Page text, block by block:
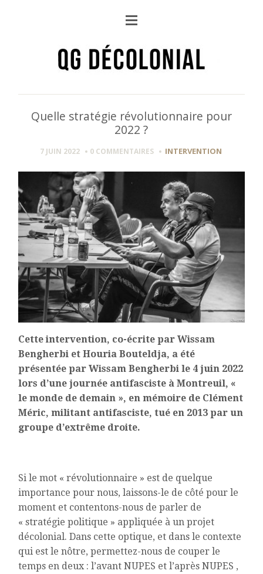
Quelle stratégie révolutionnaire pour
2022 ?
7 JUIN 2022 0 COMMENTAIRES INTERVENTION
Cette intervention, co-écrite par Wissam
Bengherbi et Houria Bouteldja, a été
présentée par Wissam Bengherbi le 4 juin 2022
lors d’une journée antifasciste à Montreuil, «
le monde de demain », en mémoire de Clément
Méric, militant antifasciste, tué en 2013 par un
groupe d’extrême droite.
Si le mot « révolutionnaire » est de quelque
importance pour nous, laissons-le de côté pour le
moment et contentons-nous de parler de
« stratégie politique » appliquée à un projet
décolonial. Dans cette optique, et dans le contexte
qui est le nôtre, permettez-nous de couper le
temps en deux : l’avant NUPES et l’après NUPES ,